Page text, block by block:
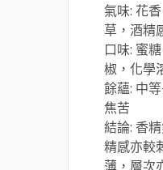
氣味: 花
草，酒精
口味: 蜜
椒，化學
餘蘊: 中
焦苦
結論: 香
精感亦較
薄，層次